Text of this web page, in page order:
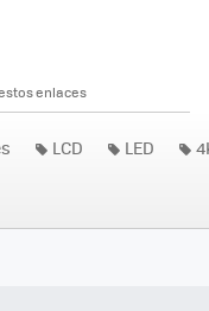
enlaces
LCD LED